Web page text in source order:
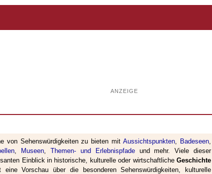
ANZEIGE
von Sehenswürdigkeiten zu bieten mitAussichtspunkten, Badeseen,
, Museen,Themen- und Erlebnispfadeund mehr. Viele dieser
Einblick in historische, kulturelle oder wirtschaftliche Geschichte
Vorschau über die besonderen Sehenswürdigkeiten, kulturelle